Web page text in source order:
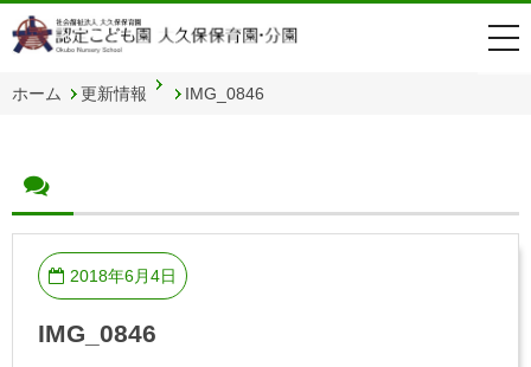
ホーム 更新情報 IMG_0846
2018年6月4日
IMG_0846